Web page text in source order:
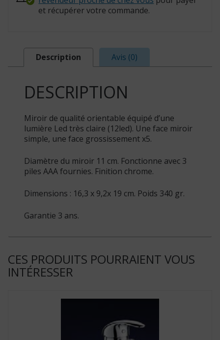
et récupérer votre commande.
Description Avis (0)
DESCRIPTION
Miroir de qualité orientable équipé d’une
lumière Led très claire (12led). Une face miroir
simple, une face grossissement x5.
Diamètre du miroir 11 cm. Fonctionne avec 3
piles AAA fournies. Finition chrome.
Dimensions : 16,3 x 9,2x 19 cm. Poids 340 gr.
Garantie 3 ans.
CES PRODUITS POURRAIENT VOUS
INTÉRESSER